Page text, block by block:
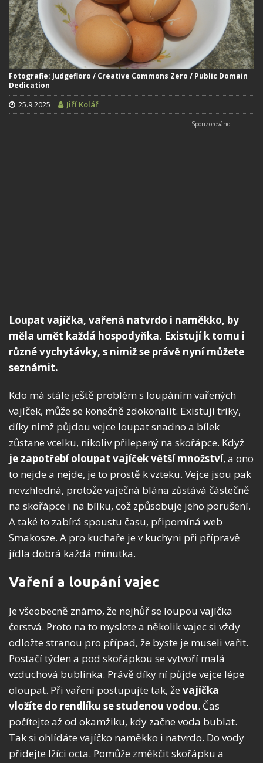
Fotografie: Judgefloro / Creative Commons Zero / Public Domain
Dedication
25.9.2025 Jiří Kolář
Loupat vajíčka, vařená natvrdo i naměkko, by
měla umět každá hospodyňka. Existují k tomu i
různé vychytávky, s nimiž se právě nyní můžete
seznámit.
Kdo má stále ještě problém s loupáním vařených
vajíček, může se konečně zdokonalit. Existují triky,
díky nimž půjdou vejce loupat snadno a bílek
zůstane vcelku, nikoliv přilepený na skořápce. Když
je zapotřebí oloupat vajíček větší množství, a ono
to nejde a nejde, je to prostě k vzteku. Vejce jsou pak
nevzhledná, protože vaječná blána zůstává částečně
na skořápce i na bílku, což způsobuje jeho porušení.
A také to zabírá spoustu času, připomíná web
Smakosze. A pro kuchaře je v kuchyni při přípravě
jídla dobrá každá minutka.
Vaření a loupání vajec
Je všeobecně známo, že nejhůř se loupou vajíčka
čerstvá. Proto na to myslete a několik vajec si vždy
odložte stranou pro případ, že byste je museli vařit.
Postačí týden a pod skořápkou se vytvoří malá
vzduchová bublinka. Právě díky ní půjde vejce lépe
oloupat. Při vaření postupujte tak, že vajíčka
vložíte do rendlíku se studenou vodou. Čas
počítejte až od okamžiku, kdy začne voda bublat.
Tak si ohlídáte vajíčko naměkko i natvrdo. Do vody
přidejte lžíci octa. Pomůže změkčit skořápku a